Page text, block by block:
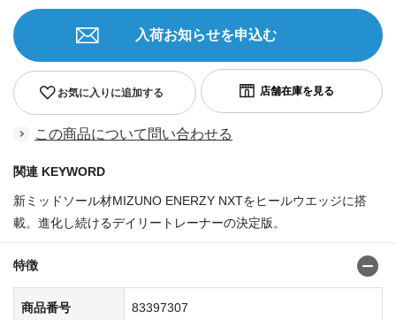
お気に入りに追加する
入荷お知らせを申込む
この商品について問い合わせる
関連 KEYWORD
新ミッドソール材MIZUNO ENERZY NXTをヒールウエッジに搭
載。進化し続けるデイリートレーナーの決定版。
特徴
商品番号 83397307